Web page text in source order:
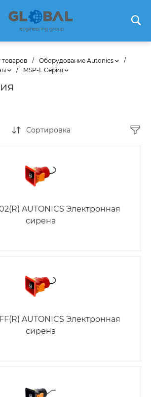
товаров / Оборудование Autonics
/
/ MSP-L Серия
Сортировка
AUTONICS Электронная
сирена
AUTONICS Электронная
сирена